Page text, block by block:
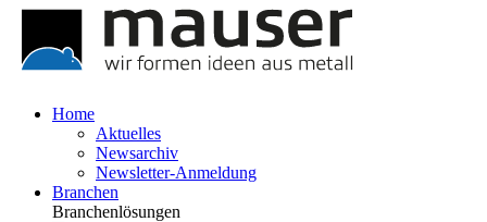
Home
Aktuelles
Newsarchiv
Newsletter-Anmeldung
Branchen
Branchenlösungen